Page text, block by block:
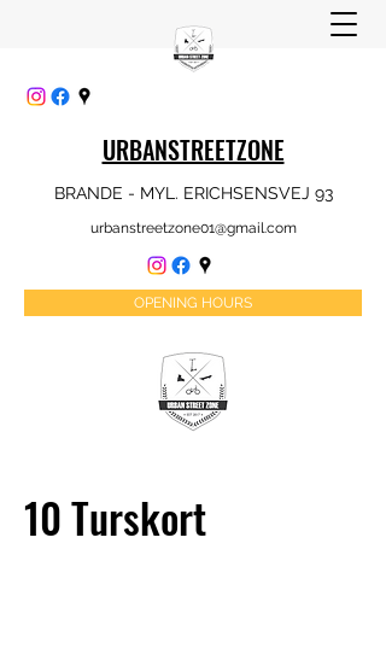
URBANSTREETZONE
BRANDE - MYL. ERICHSENSVEJ 93
urbanstreetzone01@gmail.com
OPENING HOURS
10 Turskort